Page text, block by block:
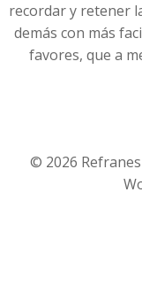
recordar y retener
demás con más
favores, que a
© 2026